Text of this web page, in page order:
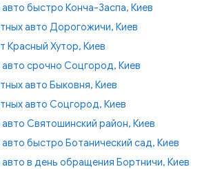
быстро Конча-Заспа, Киев
авто Дорогожичи, Киев
Красный Хутор, Киев
авто срочно Соцгород, Киев
авто Быковня, Киев
авто Соцгород, Киев
Святошинский район, Киев
быстро Ботанический сад, Киев
в день обращения Бортничи, Киев